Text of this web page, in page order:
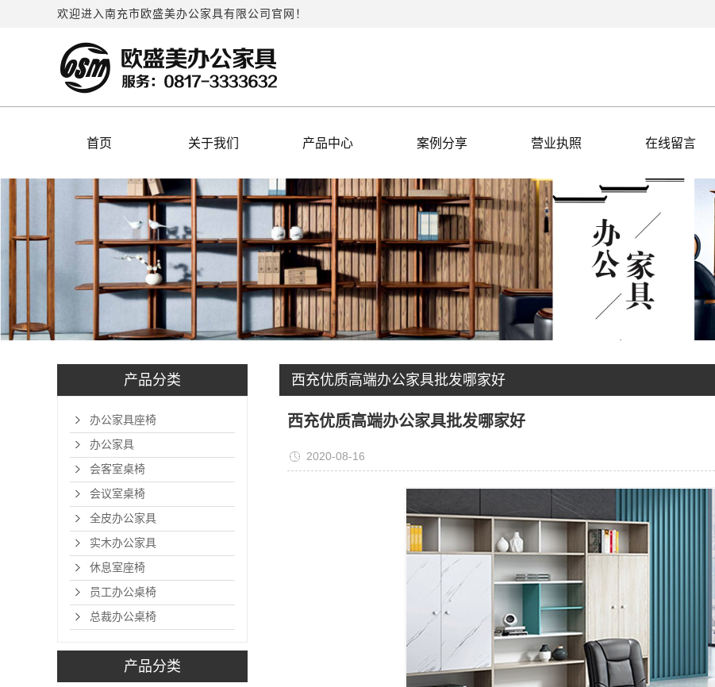
欢迎进入南充市欧盛美办公家具有限公司官网！
首页 关于我们 产品中心 案例分享 营业执照 在线留言
产品分类
办公家具座椅
办公家具
会客室桌椅
会议室桌椅
全皮办公家具
实木办公家具
休息室座椅
员工办公桌椅
总裁办公桌椅
产品分类
西充优质高端办公家具批发哪家好
西充优质高端办公家具批发哪家好
2020-08-16